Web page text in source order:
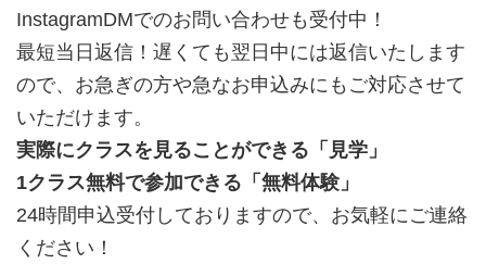
InstagramDMでのお問い合わせも受付中！
最短当日返信！遅くても翌日中には返信いたします
ので、お急ぎの方や急なお申込みにもご対応させて
いただけます。
実際にクラスを見ることができる「見学」
1クラス無料で参加できる「無料体験」
24時間申込受付しておりますので、お気軽にご連絡
ください！